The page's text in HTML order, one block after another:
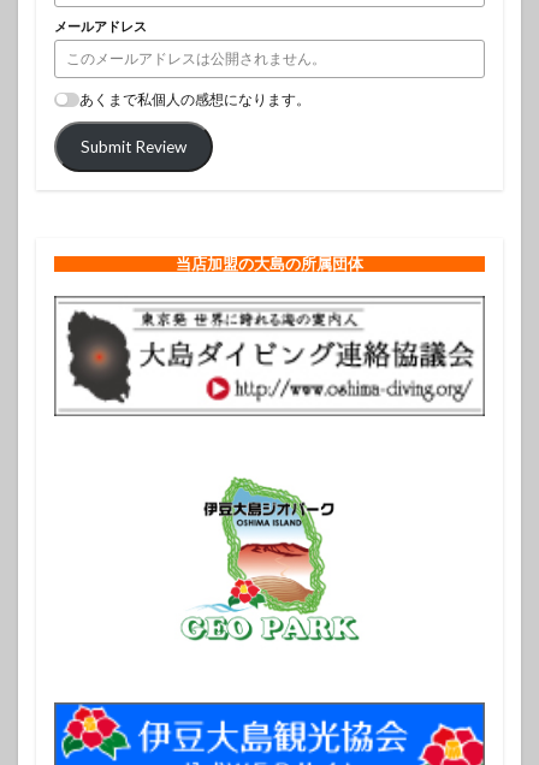
メールアドレス
あくまで私個人の感想になります。
Submit Review
当店加盟の大島の所属団体